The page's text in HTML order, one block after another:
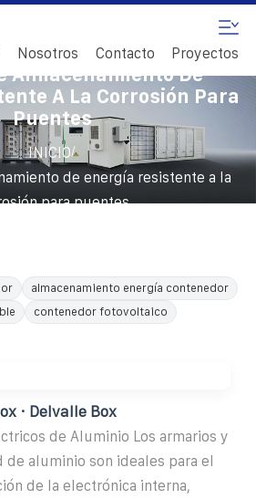
Nosotros Contacto Proyectos
Almacenamiento De
A La Corrosión Para
Puentes
INICIO/
de energía resistente a la
para puentes
almacenamiento energía contenedor
contenedor fotovoltaico
· Delvalle Box
de Aluminio Los armarios y
aluminio son ideales para el
de la electrónica interna,